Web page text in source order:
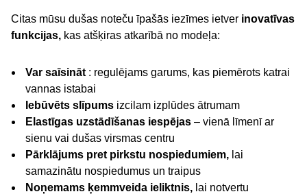
Citas mūsu dušas noteču īpašās iezīmes ietver inovatīvas
funkcijas, kas atšķiras atkarībā no modeļa:
Var saīsināt : regulējams garums, kas piemērots katrai
vannas istabai
Iebūvēts slīpums izcilam izplūdes ātrumam
Elastīgas uzstādīšanas iespējas – vienā līmenī ar
sienu vai dušas virsmas centru
Pārklājums pret pirkstu nospiedumiem, lai
samazinātu nospiedumus un traipus
Noņemams ķemmveida ieliktnis, lai notvertu